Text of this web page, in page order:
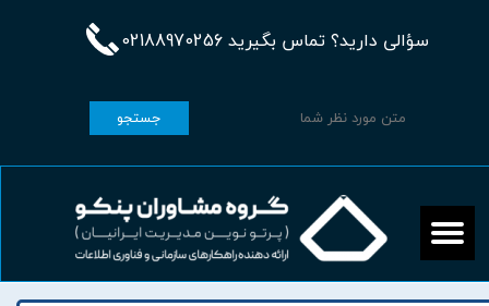
سؤالی دارید؟ تماس بگیرید 02188970256
جستجو